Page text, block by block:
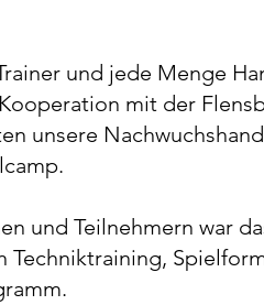
und jede Menge
mit der
unsere
und Teilnehmern war
Techniktraining,